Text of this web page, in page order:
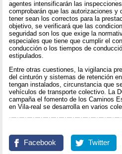
agentes intensificarán las
comprobarán que las autorizaciones y
tener sean los correctos para la
objetivo, se verificará que las
seguridad son los que exige la
especiales que tiene que cumplir el
conducción o los tiempos de
estipulados.
Entre otras cuestiones, la vigilancia
del cinturón y sistemas de retención
tengan instalados, circunstancia que
vehículos de transporte colectivo. La
campaña el fomento de los Caminos
en Vila-real se desarrolla en varios
Facebook Twitter